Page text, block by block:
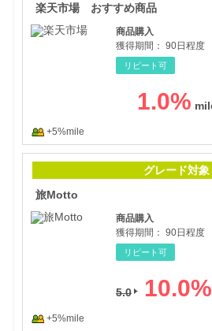
楽天市場 おすすめ商品
商品購入
獲得期間： 90日程度
リピート可
1.0%
+5%mile
グレード対象
旅Motto
商品購入
獲得期間： 90日程度
リピート可
5.0 10.0%
+5%mile